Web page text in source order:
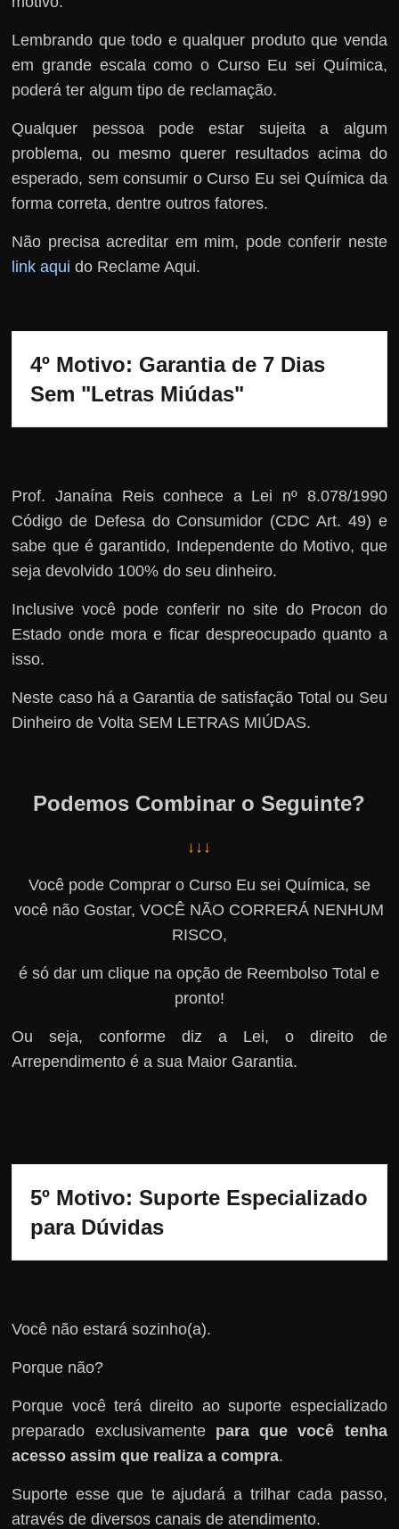
Lembrando que todo e qualquer produto que venda
em grande escala como o Curso Eu sei Química,
poderá ter algum tipo de reclamação.
Qualquer pessoa pode estar sujeita a algum
problema, ou mesmo querer resultados acima do
esperado, sem consumir o Curso Eu sei Química da
forma correta, dentre outros fatores.
Não precisa acreditar em mim, pode conferir neste
link aqui do Reclame Aqui.
4º Motivo: Garantia de 7 Dias
Sem "Letras Miúdas"
Prof. Janaína Reis conhece a Lei nº 8.078/1990
Código de Defesa do Consumidor (CDC Art. 49) e
sabe que é garantido, Independente do Motivo, que
seja devolvido 100% do seu dinheiro.
Inclusive você pode conferir no site do Procon do
Estado onde mora e ficar despreocupado quanto a
isso.
Neste caso há a Garantia de satisfação Total ou Seu
Dinheiro de Volta SEM LETRAS MIÚDAS.
Podemos Combinar o Seguinte?
↓↓↓
Você pode Comprar o Curso Eu sei Química, se
você não Gostar, VOCÊ NÃO CORRERÁ NENHUM
RISCO,
é só dar um clique na opção de Reembolso Total e
pronto!
Ou seja, conforme diz a Lei, o direito de
Arrependimento é a sua Maior Garantia.
5º Motivo: Suporte Especializado
para Dúvidas
Você não estará sozinho(a).
Porque não?
Porque você terá direito ao suporte especializado
preparado exclusivamente para que você tenha
acesso assim que realiza a compra.
Suporte esse que te ajudará a trilhar cada passo,
através de diversos canais de atendimento.